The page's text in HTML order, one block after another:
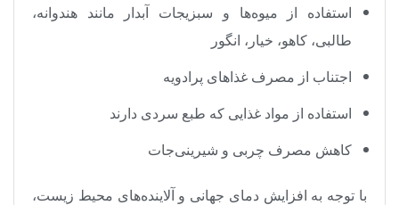
استفاده از میوه‌ها و سبزیجات آبدار مانند هندوانه،
طالبی، کاهو، خیار، انگور
اجتناب از مصرف غذاهای پرادویه
استفاده از مواد غذایی که طبع سردی دارند
کاهش مصرف چربی و شیرینی‌جات
با توجه به افزایش دمای جهانی و آلاینده‌های محیط زیست،